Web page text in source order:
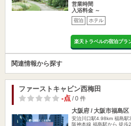
営業時間
入浴料金 ～
宿泊 ホテル
楽天トラベルの宿泊プラ
関連情報から探す
ファーストキャビン西梅田
-点/ 0 件
大阪府 / 大阪市福島区
安治川口駅4.98km 福島駅
阪神本線 福島駅から 徒